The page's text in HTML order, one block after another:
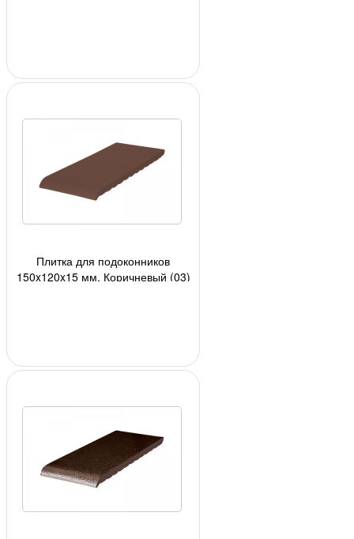
Плитка для подоконников
150x120x15 мм, Коричневый (03)